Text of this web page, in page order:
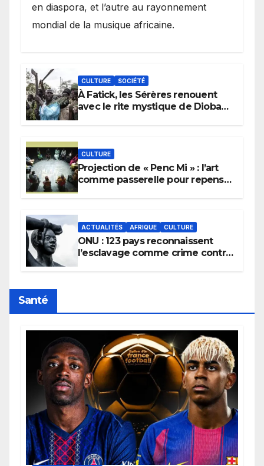
en diaspora, et l’autre au rayonnement
mondial de la musique africaine.
CULTURE SOCIÉTÉ
À Fatick, les Sérères renouent
avec le rite mystique de Diobaye
CULTURE
Projection de « Penc Mi » : l’art
comme passerelle pour repenser
ACTUALITÉS AFRIQUE CULTURE
ONU : 123 pays reconnaissent
l’esclavage comme crime contre
Santé